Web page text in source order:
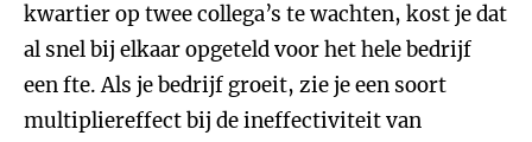
kwartier op twee collega’s te wachten, kost je dat
al snel bij elkaar opgeteld voor het hele bedrijf
een fte. Als je bedrijf groeit, zie je een soort
multipliereffect bij de ineffectiviteit van